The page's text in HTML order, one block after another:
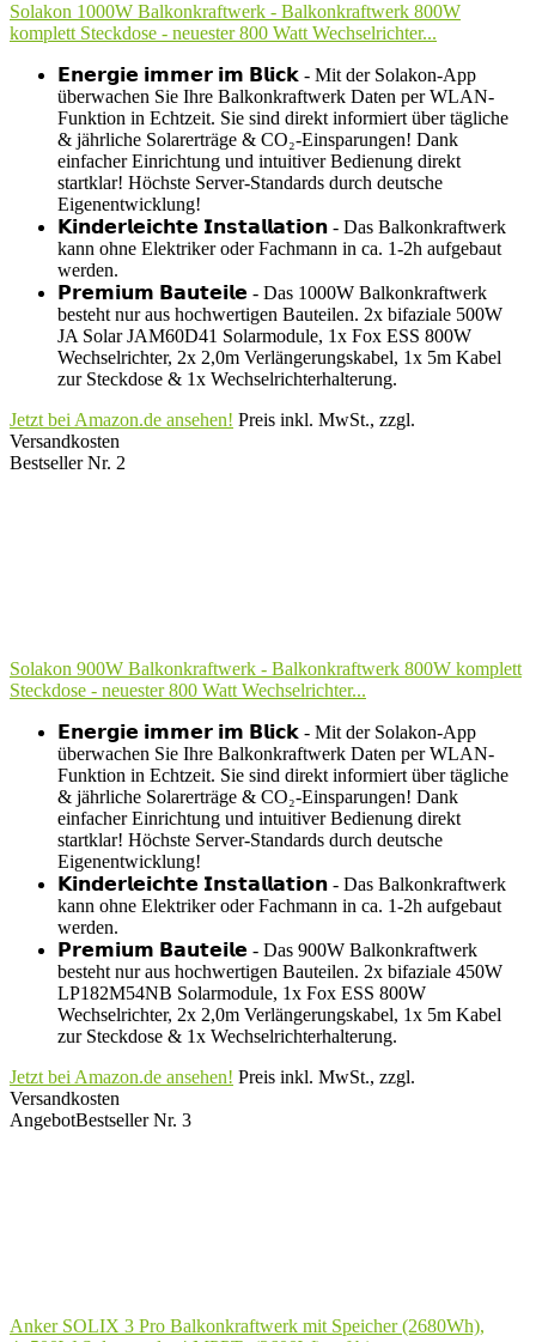
Solakon 1000W Balkonkraftwerk - Balkonkraftwerk 800W
komplett Steckdose - neuester 800 Watt Wechselrichter...
𝗘𝗻𝗲𝗿𝗴𝗶𝗲 𝗶𝗺𝗺𝗲𝗿 𝗶𝗺 𝗕𝗹𝗶𝗰𝗸 - Mit der Solakon-App
überwachen Sie Ihre Balkonkraftwerk Daten per WLAN-
Funktion in Echtzeit. Sie sind direkt informiert über tägliche
& jährliche Solarerträge & CO₂-Einsparungen! Dank
einfacher Einrichtung und intuitiver Bedienung direkt
startklar! Höchste Server-Standards durch deutsche
Eigenentwicklung!
𝗞𝗶𝗻𝗱𝗲𝗿𝗹𝗲𝗶𝗰𝗵𝘁𝗲 𝗜𝗻𝘀𝘁𝗮𝗹𝗹𝗮𝘁𝗶𝗼𝗻 - Das Balkonkraftwerk
kann ohne Elektriker oder Fachmann in ca. 1-2h aufgebaut
werden.
𝗣𝗿𝗲𝗺𝗶𝘂𝗺 𝗕𝗮𝘂𝘁𝗲𝗶𝗹𝗲 - Das 1000W Balkonkraftwerk
besteht nur aus hochwertigen Bauteilen. 2x bifaziale 500W
JA Solar JAM60D41 Solarmodule, 1x Fox ESS 800W
Wechselrichter, 2x 2,0m Verlängerungskabel, 1x 5m Kabel
zur Steckdose & 1x Wechselrichterhalterung.
Jetzt bei Amazon.de ansehen! Preis inkl. MwSt., zzgl.
Versandkosten
Bestseller Nr. 2
Solakon 900W Balkonkraftwerk - Balkonkraftwerk 800W komplett
Steckdose - neuester 800 Watt Wechselrichter...
𝗘𝗻𝗲𝗿𝗴𝗶𝗲 𝗶𝗺𝗺𝗲𝗿 𝗶𝗺 𝗕𝗹𝗶𝗰𝗸 - Mit der Solakon-App
überwachen Sie Ihre Balkonkraftwerk Daten per WLAN-
Funktion in Echtzeit. Sie sind direkt informiert über tägliche
& jährliche Solarerträge & CO₂-Einsparungen! Dank
einfacher Einrichtung und intuitiver Bedienung direkt
startklar! Höchste Server-Standards durch deutsche
Eigenentwicklung!
𝗞𝗶𝗻𝗱𝗲𝗿𝗹𝗲𝗶𝗰𝗵𝘁𝗲 𝗜𝗻𝘀𝘁𝗮𝗹𝗹𝗮𝘁𝗶𝗼𝗻 - Das Balkonkraftwerk
kann ohne Elektriker oder Fachmann in ca. 1-2h aufgebaut
werden.
𝗣𝗿𝗲𝗺𝗶𝘂𝗺 𝗕𝗮𝘂𝘁𝗲𝗶𝗹𝗲 - Das 900W Balkonkraftwerk
besteht nur aus hochwertigen Bauteilen. 2x bifaziale 450W
LP182M54NB Solarmodule, 1x Fox ESS 800W
Wechselrichter, 2x 2,0m Verlängerungskabel, 1x 5m Kabel
zur Steckdose & 1x Wechselrichterhalterung.
Jetzt bei Amazon.de ansehen! Preis inkl. MwSt., zzgl.
Versandkosten
AngebotBestseller Nr. 3
Anker SOLIX 3 Pro Balkonkraftwerk mit Speicher (2680Wh),